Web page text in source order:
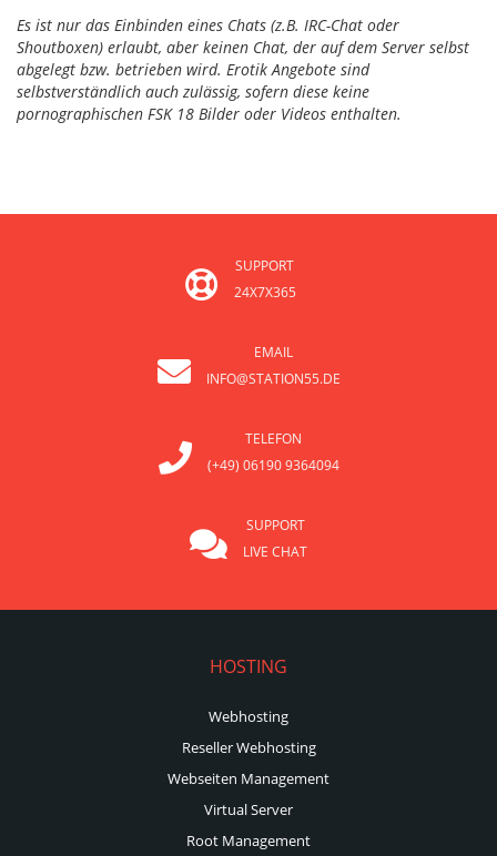
Es ist nur das Einbinden eines Chats (z.B. IRC-Chat oder
Shoutboxen) erlaubt, aber keinen Chat, der auf dem Server selbst
abgelegt bzw. betrieben wird. Erotik Angebote sind
selbstverständlich auch zulässig, sofern diese keine
pornographischen FSK 18 Bilder oder Videos enthalten.
SUPPORT
24X7X365
EMAIL
INFO@STATION55.DE
TELEFON
(+49) 06190 9364094
SUPPORT
LIVE CHAT
HOSTING
Webhosting
Reseller Webhosting
Webseiten Management
Virtual Server
Root Management